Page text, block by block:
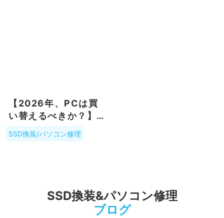
【2026年、PCは買
い替えるべきか？】
SSD交換で延命した
ほうが圧倒的にコス
SSD換装/パソコン修理
SSD換装&パソコン修理
ブログ